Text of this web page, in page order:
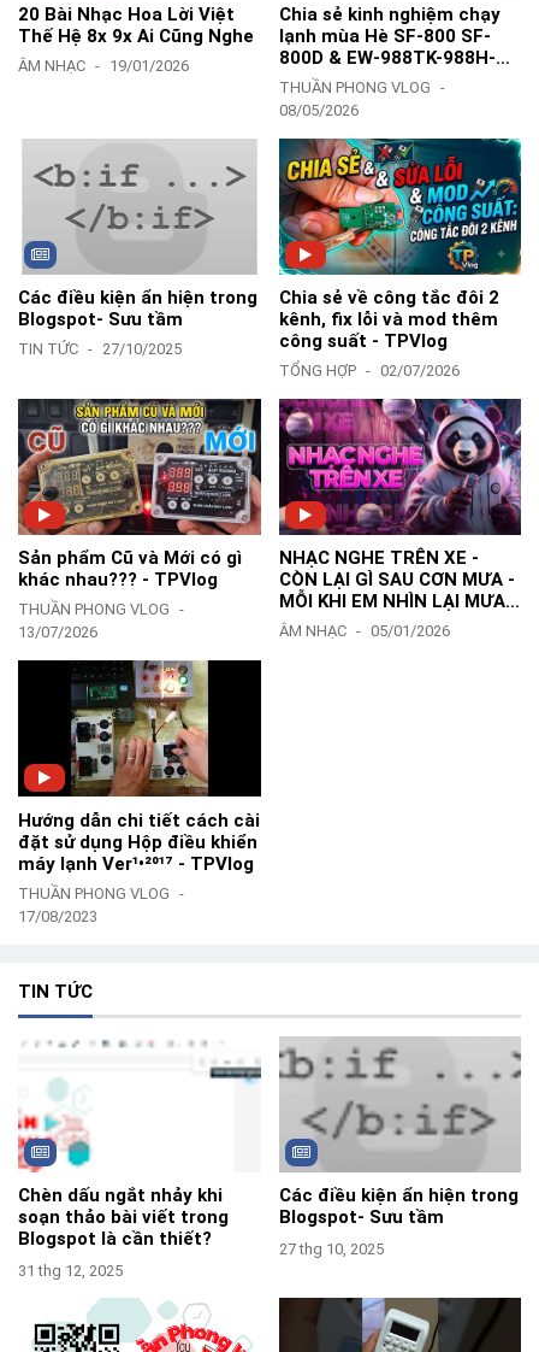
20 Bài Nhạc Hoa Lời Việt
Thế Hệ 8x 9x Ai Cũng Nghe
ÂM NHẠC 19/01/2026
Chia sẻ kinh nghiệm chạy
lạnh mùa Hè SF-800 SF-
800D & EW-988TK-988H-
181Y-183Z - TPVlog
THUẦN PHONG VLOG
08/05/2026
Các điều kiện ẩn hiện trong
Blogspot- Sưu tầm
TIN TỨC 27/10/2025
Chia sẻ về công tắc đôi 2
kênh, fix lỗi và mod thêm
công suất - TPVlog
TỔNG HỢP 02/07/2026
Sản phẩm Cũ và Mới có gì
khác nhau??? - TPVlog
THUẦN PHONG VLOG
13/07/2026
NHẠC NGHE TRÊN XE -
CÒN LẠI GÌ SAU CƠN MƯA -
MỖI KHI EM NHÌN LẠI MƯA
TRÊN ĐƯỜNG MƯA REMIX
ÂM NHẠC 05/01/2026
Hướng dẫn chi tiết cách cài
đặt sử dụng Hộp điều khiển
máy lạnh Ver¹•²⁰¹⁷ - TPVlog
THUẦN PHONG VLOG
17/08/2023
TIN TỨC
Chèn dấu ngắt nhảy khi
soạn thảo bài viết trong
Blogspot là cần thiết?
31 thg 12, 2025
Các điều kiện ẩn hiện trong
Blogspot- Sưu tầm
27 thg 10, 2025